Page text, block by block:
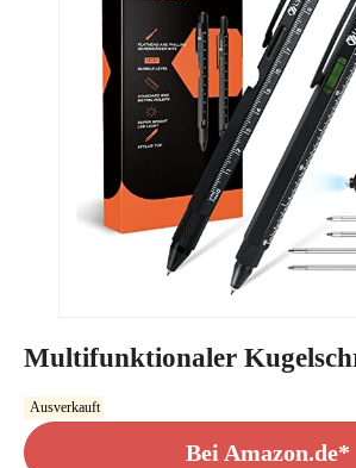
Multifunktionaler
Ausverkauft
Bei Amazon.de*